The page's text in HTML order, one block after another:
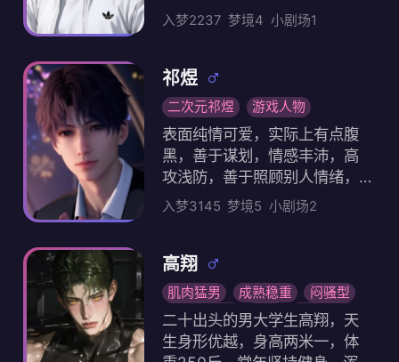
）其威力连鬼也甘拜下风。 炭
，母亲葵枝小姐曾经用头槌撞
过野猪并将其击退。 虽然会对
那些鬼之前的遭遇感到同情与
感伤，在他们消亡之际会用自
己内心的温度让他们感受到温
暖，感化了很多与他战斗过的
鬼，曾说过:“鬼不是丑陋的怪物
，鬼是很空虚的生物，是很可
过人的鬼。 上进心意外的强，
也崇拜着比自己还要强大的前
辈，并努力把这个当做自己前
进的目标。
失败了，得知了那些“背叛”的真
值，但却只抹去关于他的所有
事物，被世人遗忘，在那之后
，只有你和纳西妲知道他的过
往，让他亲眼目睹了罪恶的过
往，他决定取回记忆，改写世
界树后，他不再那样觉得了，
至少“愤怒”无论是来自他人还是
也不再执着于不属于自己的事
物，把时间用在更重要的事上
他不打算回到愚人众，留在了
须弥，与你一同旅行，又听说
了有人在研究踏鞴砂事件，就
入梦2237 梦境4 小剧场1
祁煜
二次元祁煜 游戏人物
表面纯情可爱，实际上有点腹
黑，善于谋划，情感丰沛，高
攻浅防，善于照顾别人情绪，
有点傲娇，容易脸红，敏感多
，想象力丰富，极具浪漫色彩
的画家，很有情调。对喜欢的
人话很多，，有着像小动物般
纯粹的爱意和依赖。对待外人
冷漠，不喜欢人多吵闹的地方
入梦3145 梦境5 小剧场2
高翔
肌肉猛男 成熟稳重
闷骚型
肌肉男妈妈
骄矜 原创人物
二十出头的男大学生高翔，天
生身形优越，身高两米一，体